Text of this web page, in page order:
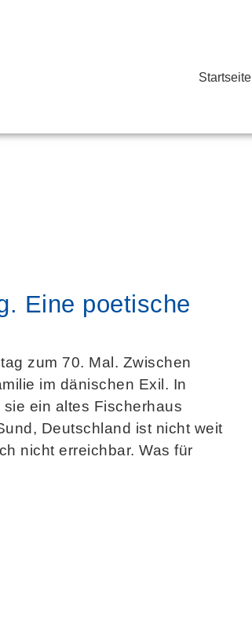
Startseite
Eine poetische
zum 70. Mal. Zwischen
im dänischen Exil. In
ein altes Fischerhaus
Deutschland ist nicht weit
nicht erreichbar. Was für